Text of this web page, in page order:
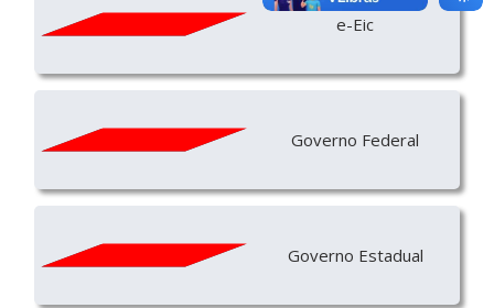
e-Eic
Governo Federal
Governo Estadual